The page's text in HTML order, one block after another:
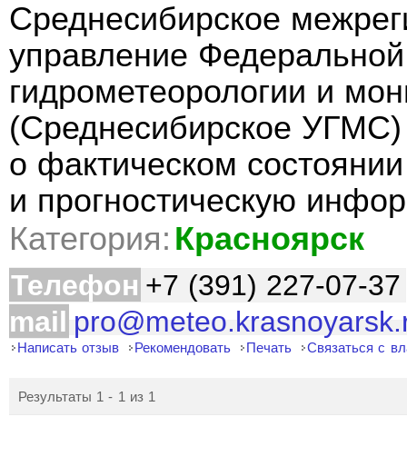
Среднесибирское
управление
гидрометеорологии и
(Среднесибирское
о фактическом
и прогностическую
Категория: Красноярск
Телефон +7 (391) 227-07-37
mail
Написать отзыв Рекомендовать Печать Связаться с
Результаты 1 - 1 из 1